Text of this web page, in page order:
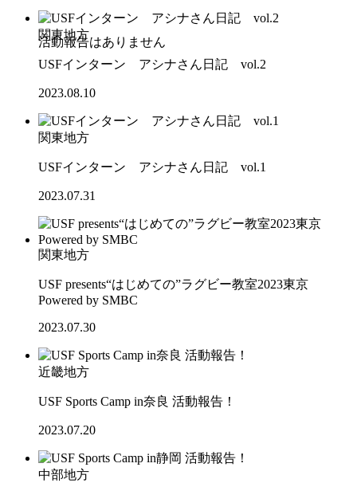
関東地方
USFインターン アシナさん日記 vol.2
2023.08.10
関東地方
USFインターン アシナさん日記 vol.1
2023.07.31
関東地方
USF presents“はじめての”ラグビー教室2023東京
Powered by SMBC
2023.07.30
近畿地方
USF Sports Camp in奈良 活動報告！
2023.07.20
中部地方